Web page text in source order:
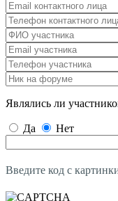
Являлись ли
Да Нет
Введите код с